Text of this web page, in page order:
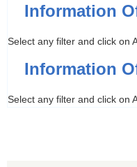
Information
Select any filter and click on
Information
Select any filter and click on